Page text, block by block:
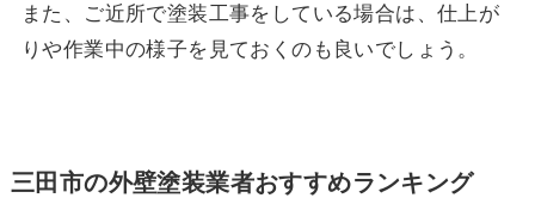
また、ご近所で塗装工事をしている場合は、仕上が
りや作業中の様子を見ておくのも良いでしょう。
三田市の外壁塗装業者おすすめランキング